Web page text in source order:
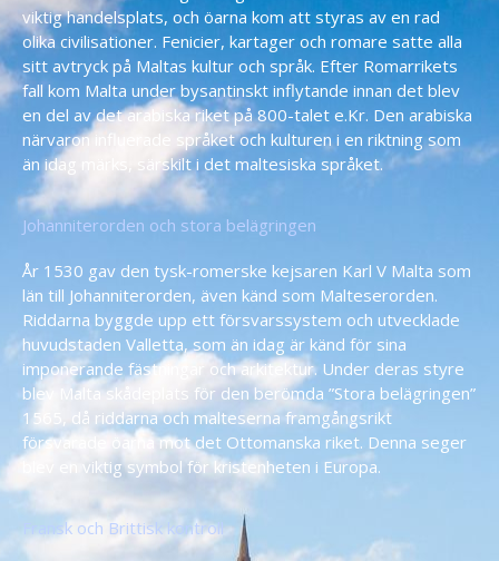
viktig handelsplats, och öarna kom att styras av en rad
olika civilisationer. Fenicier, kartager och romare satte alla
sitt avtryck på Maltas kultur och språk. Efter Romarrikets
fall kom Malta under bysantinskt inflytande innan det blev
en del av det arabiska riket på 800-talet e.Kr. Den arabiska
närvaron influerade språket och kulturen i en riktning som
än idag märks, särskilt i det maltesiska språket.
Johanniterorden och stora belägringen
År 1530 gav den tysk-romerske kejsaren Karl V Malta som
län till Johanniterorden, även känd som Malteserorden.
Riddarna byggde upp ett försvarssystem och utvecklade
huvudstaden Valletta, som än idag är känd för sina
imponerande fästningar och arkitektur. Under deras styre
blev Malta skådeplats för den berömda ”Stora belägringen”
1565, då riddarna och malteserna framgångsrikt
försvarade öarna mot det Ottomanska riket. Denna seger
blev en viktig symbol för kristenheten i Europa.
Fransk och Brittisk kontroll